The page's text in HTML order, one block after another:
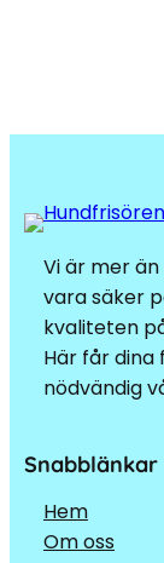
Vi är mer
vara säker
kvaliteten
Här får
nödvändig
Snabblänkar
Hem
Om oss